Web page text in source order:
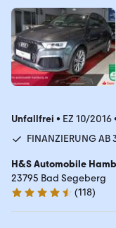
Unfallfrei • EZ 10/2016
FINANZIERUNG AB
H&S Automobile
23795 Bad Segeberg
4.6 Sterne
(118)